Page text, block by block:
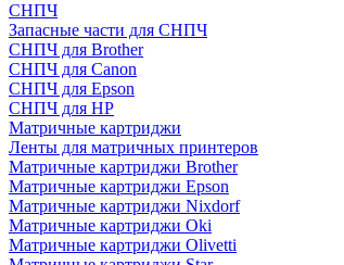
СНПЧ
Запасные части для СНПЧ
СНПЧ для Brother
СНПЧ для Canon
СНПЧ для Epson
СНПЧ для HP
Матричные картриджи
Ленты для матричных принтеров
Матричные картриджи Brother
Матричные картриджи Epson
Матричные картриджи Nixdorf
Матричные картриджи Oki
Матричные картриджи Olivetti